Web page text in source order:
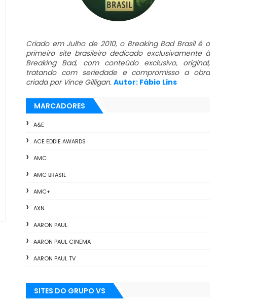
Criado em Julho de 2010, o Breaking Bad Brasil é o
primeiro site brasileiro dedicado exclusivamente à
Breaking Bad, com conteúdo exclusivo, original,
tratando com seriedade e compromisso a obra
criada por Vince Gilligan. Autor: Fábio Lins
MARCADORES
A&E
ACE EDDIE AWARDS
AMC
AMC BRASIL
AMC+
AXN
AARON PAUL
AARON PAUL CINEMA
AARON PAUL TV
ANIMAÇÃO
SITES DO GRUPO VS